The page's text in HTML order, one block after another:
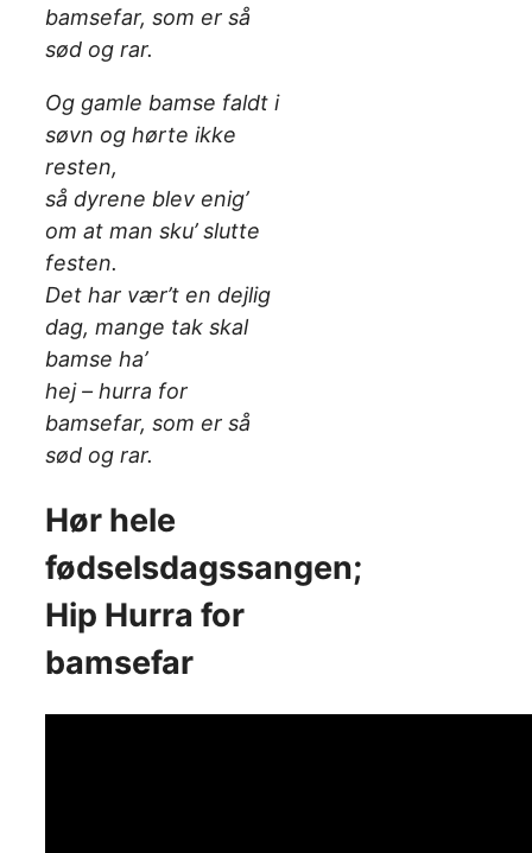
bamsefar, som er så
sød og rar.
Og gamle bamse faldt i
søvn og hørte ikke
resten,
så dyrene blev enig’
om at man sku’ slutte
festen.
Det har vær’t en dejlig
dag, mange tak skal
bamse ha’
hej – hurra for
bamsefar, som er så
sød og rar.
Hør hele
fødselsdagssangen;
Hip Hurra for
bamsefar